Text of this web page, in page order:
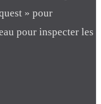
» pour
pour inspecter les